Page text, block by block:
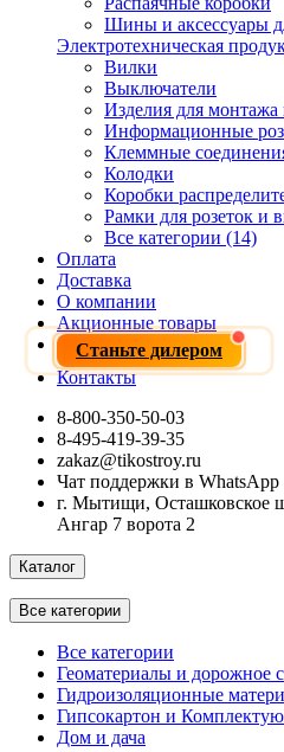
Шины и аксессуары
Электротехническая
Вилки
Выключатели
Изделия для монтажа
Информационные
Клеммные
Колодки
Коробки
Рамки для розеток и
Все категории (14)
Оплата
Доставка
О компании
Акционные товары
Станьте дилером
Контакты
8-800-350-50-03
8-495-419-39-35
zakaz@tikostroy.ru
Чат поддержки в WhatsApp
г. Мытищи, Осташковское
Ангар 7 ворота 2
Каталог
Все категории
Все категории
Геоматериалы и дорожное
Гидроизоляционные
Гипсокартон и
Дом и дача